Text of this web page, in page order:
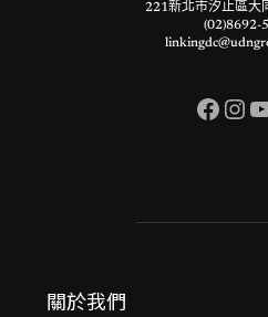
221新北市汐止區大
(02)8692-
Facebook InstagramYouTube
關於我們